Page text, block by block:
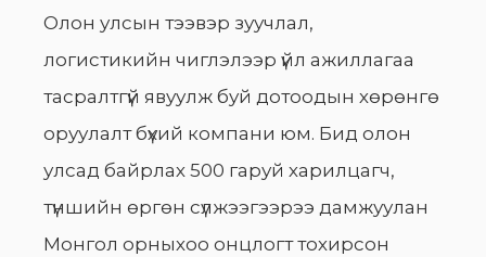
Олон улсын тээвэр зуучлал,
логистикийн чиглэлээр үйл ажиллагаа
тасралтгүй явуулж буй дотоодын хөрөнгө
оруулалт бүхий компани юм. Бид олон
улсад байрлах 500 гаруй харилцагч,
түншийн өргөн сүлжээгээрээ дамжуулан
Монгол орныхоо онцлогт тохирсон